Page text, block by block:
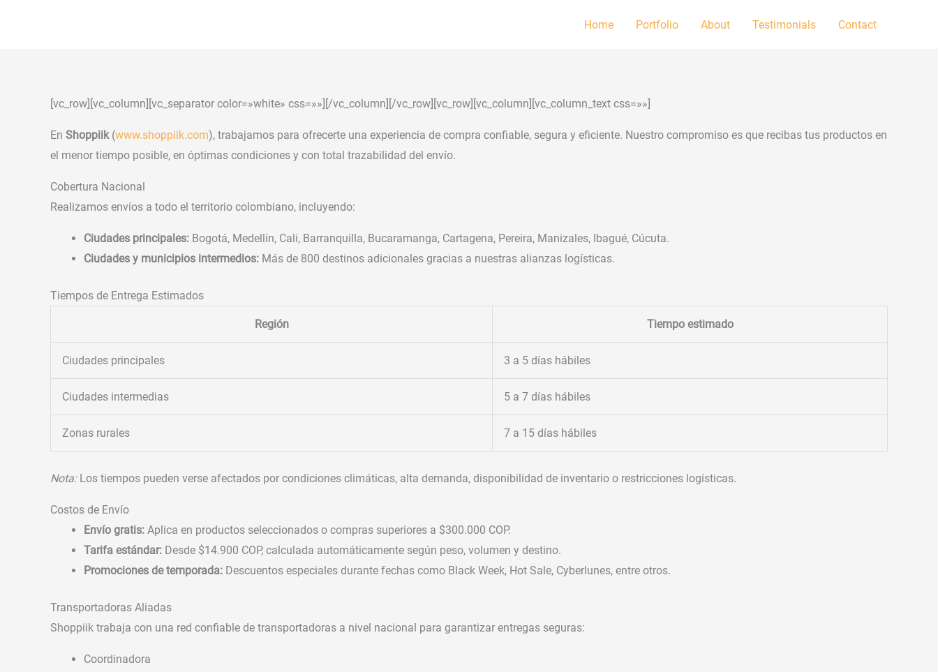
Home Portfolio About Testimonials Contact
[vc_row][vc_column][vc_separator color=»white» css=»»][/vc_column][/vc_row][vc_row][vc_column][vc_column_text css=»»]
En Shoppiik(www.shoppiik.com), trabajamos para ofrecerte una experiencia de compra confiable, segura y eficiente. Nuestro compromiso es que recibas tus productos en
el menor tiempo posible, en óptimas condiciones y con total trazabilidad del envío.
Cobertura Nacional
Realizamos envíos a todo el territorio colombiano, incluyendo:
Ciudades principales: Bogotá, Medellín, Cali, Barranquilla, Bucaramanga, Cartagena, Pereira, Manizales, Ibagué, Cúcuta.
Ciudades y municipios intermedios: Más de 800 destinos adicionales gracias a nuestras alianzas logísticas.
Tiempos de Entrega Estimados
Región Tiempo estimado
Ciudades principales 3 a 5 días hábiles
Ciudades intermedias 5 a 7 días hábiles
Zonas rurales 7 a 15 días hábiles
Nota:Los tiempos pueden verse afectados por condiciones climáticas, alta demanda, disponibilidad de inventario o restricciones logísticas.
Costos de Envío
Envío gratis: Aplica en productos seleccionados o compras superiores a $300.000 COP.
Tarifa estándar: Desde $14.900 COP, calculada automáticamente según peso, volumen y destino.
Promociones de temporada: Descuentos especiales durante fechas como Black Week, Hot Sale, Cyberlunes, entre otros.
Transportadoras Aliadas
Shoppiik trabaja con una red confiable de transportadoras a nivel nacional para garantizar entregas seguras:
Coordinadora